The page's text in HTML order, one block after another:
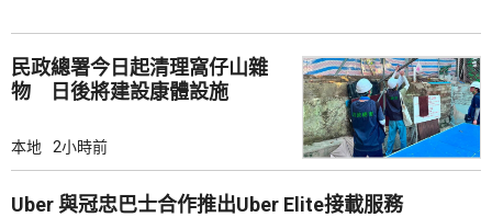
民政總署今日起清理窩仔山雜
物 日後將建設康體設施
本地 2小時前
Uber 與冠忠巴士合作推出Uber Elite接載服務